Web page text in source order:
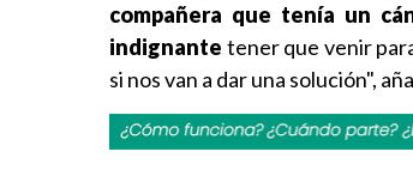
compañera que tenía un
indignante tener que venir
si nos van a dar una solución",